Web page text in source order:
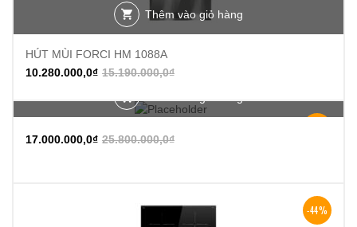
Thêm vào giỏ hàng
HÚT MÙI FORCI HM 1088A
15.190.000,0₫
10.280.000,0₫
25.800.000,0₫
17.000.000,0₫
-44%